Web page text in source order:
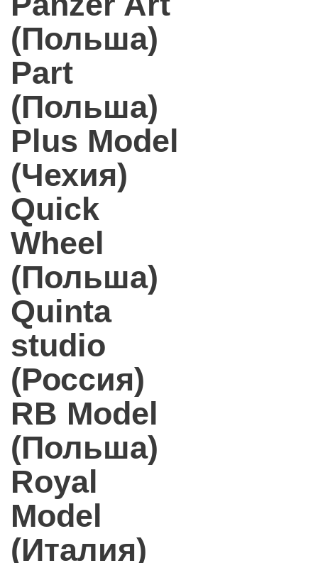
(Польша)
Part
(Польша)
Plus Model
(Чехия)
Quick
Wheel
(Польша)
Quinta
studio
(Россия)
RB Model
(Польша)
Royal
Model
(Италия)